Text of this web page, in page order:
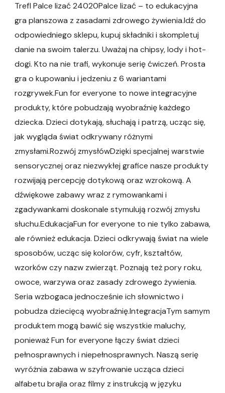
Trefl Palce lizać 24020Palce lizać – to edukacyjna
gra planszowa z zasadami zdrowego żywienia.Idź do
odpowiedniego sklepu, kupuj składniki i skompletuj
danie na swoim talerzu. Uważaj na chipsy, lody i hot-
dogi. Kto na nie trafi, wykonuje serię ćwiczeń. Prosta
gra o kupowaniu i jedzeniu z 6 wariantami
rozgrywek.Fun for everyone to nowe integracyjne
produkty, które pobudzają wyobraźnię każdego
dziecka. Dzieci dotykają, słuchają i patrzą, ucząc się,
jak wygląda świat odkrywany różnymi
zmysłami.Rozwój zmysłówDzięki specjalnej warstwie
sensorycznej oraz niezwykłej grafice nasze produkty
rozwijają percepcję dotykową oraz wzrokową. A
dźwiękowe zabawy wraz z rymowankami i
zgadywankami doskonale stymulują rozwój zmysłu
słuchu.EdukacjaFun for everyone to nie tylko zabawa,
ale również edukacja. Dzieci odkrywają świat na wiele
sposobów, ucząc się kolorów, cyfr, kształtów,
wzorków czy nazw zwierząt. Poznają też pory roku,
owoce, warzywa oraz zasady zdrowego żywienia.
Seria wzbogaca jednocześnie ich słownictwo i
pobudza dziecięcą wyobraźnię.IntegracjaTym samym
produktem mogą bawić się wszystkie maluchy,
ponieważ Fun for everyone łączy świat dzieci
pełnosprawnych i niepełnosprawnych. Naszą serię
wyróżnia zabawa w szyfrowanie ucząca dzieci
alfabetu brajla oraz filmy z instrukcją w języku